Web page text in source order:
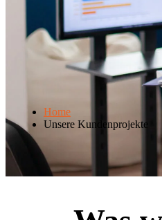
Home
Unsere Kundenprojekte